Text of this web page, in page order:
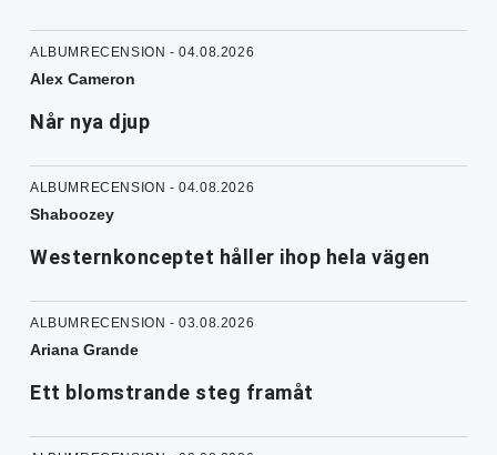
ALBUMRECENSION - 04.08.2026
Alex Cameron
Når nya djup
ALBUMRECENSION - 04.08.2026
Shaboozey
Westernkonceptet håller ihop hela vägen
ALBUMRECENSION - 03.08.2026
Ariana Grande
Ett blomstrande steg framåt